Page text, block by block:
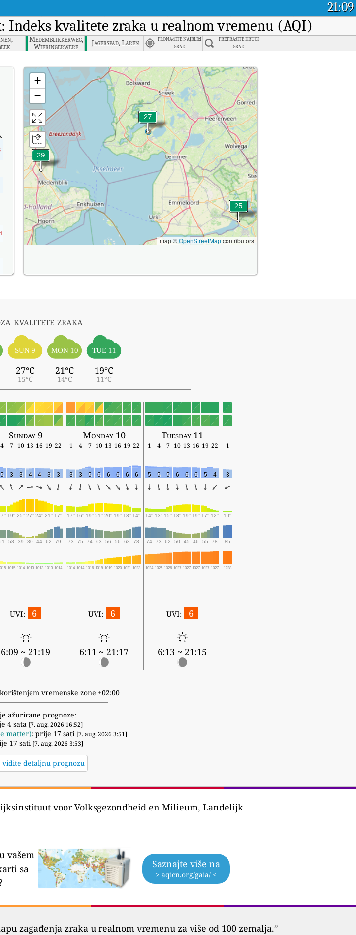
21:09
: Indeks kvalitete zraka u realnom vremenu (AQI)
Medemblikkerweg,
Wieringerwerf
Jagerspad, Laren
PRONAđITE NAJBLIžI
GRAD
PRETRAžITE DRUGI
GRAD
Balk u stvarnom vremenu.
+
−
map ©OpenStreetMapcontributors
kvalitete zraka
SUN 9
27°C
15°C
MON 10
21°C
14°C
TUE 11
19°C
11°C
Sunday 9 Monday 10 Tuesday 11
4 7 10 13 16 19 22 1 4 7 10 13 16 19 22 1 4 7 10 13 16 19 22
1
5 3 3 4 4 3 3 3 3 5 6 6 6 6 6 5 5 5 6 6 6 5 4 3
19° 25° 27° 24° 21° 17° 17° 16° 19° 21° 20° 19° 18° 14° 14° 13° 15° 18° 19° 19° 17° 12° 10°
58 39 30 44 62 79 73 75 74 63 56 56 63 78 74 73 62 50 45 46 55 78 85
1015 1014 1013 1013 1013 1014 1014 1014 1016 1018 1019 1020 1021 1023 1024 1025 1026 1027 1027 1027 1027 1027 1028
UVI: 6
6:09 ~ 21:19
UVI: 6
6:11 ~ 21:17
UVI: 6
6:13 ~ 21:15
vremenske zone +02:00
ažurirane prognoze:
4 sata [7. aug. 2026 16:52]
matter): prije 17 sati [7. aug. 2026 3:51]
17 sati [7. aug. 2026 3:53]
vidite detaljnu prognozu
voor Volksgezondheid en Milieum, Landelijk
vašem
sa
Saznajte više na
> aqicn.org/gaia/ <
zagađenja zraka u realnom vremenu za više od 100 zemalja.”